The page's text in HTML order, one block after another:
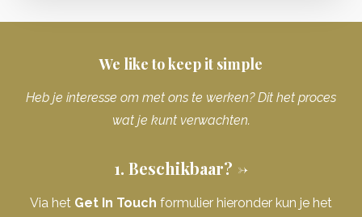
We like to keep it simple
Heb je interesse om met ons te werken? Dit het proces
wat je kunt verwachten.
1. Beschikbaar? ->
Via het Get In Touch formulier hieronder kun je het